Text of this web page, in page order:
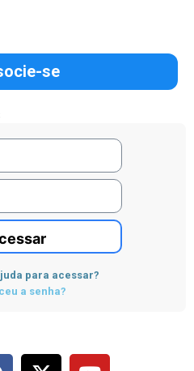
se
para acessar?
a senha?